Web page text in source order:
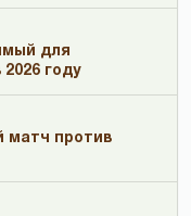
для
году
матч против